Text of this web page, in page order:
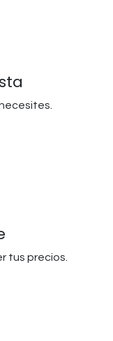
tus precios.